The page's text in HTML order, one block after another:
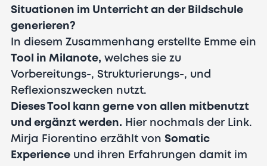
Situationen im Unterricht an der Bildschule
generieren?
In diesem Zusammenhang erstellte Emme ein
Tool in Milanote, welches sie zu
Vorbereitungs-, Strukturierungs-, und
Reflexionszwecken nutzt.
Dieses Tool kann gerne von allen mitbenutzt
und ergänzt werden. Hier nochmals der Link.
Mirja Fiorentino erzählt von Somatic
Experience und ihren Erfahrungen damit im